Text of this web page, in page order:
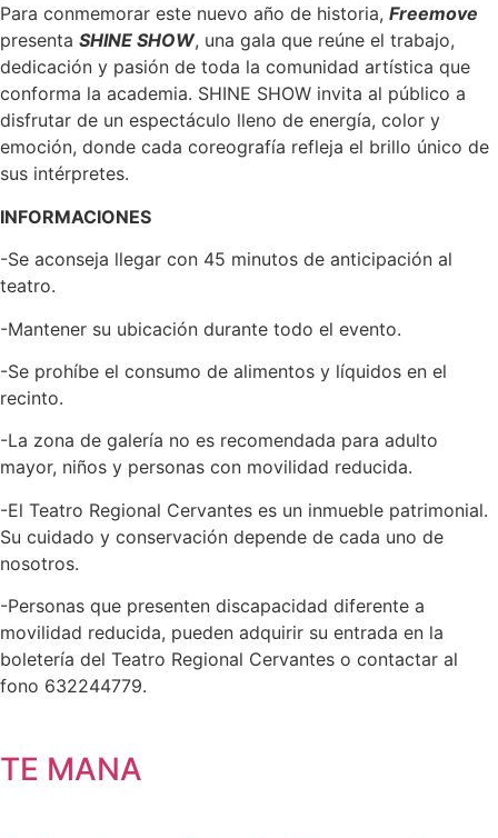
Para conmemorar este nuevo año de historia, Freemove
presenta SHINE SHOW, una gala que reúne el trabajo,
dedicación y pasión de toda la comunidad artística que
conforma la academia. SHINE SHOW invita al público a
disfrutar de un espectáculo lleno de energía, color y
emoción, donde cada coreografía refleja el brillo único de
sus intérpretes.
INFORMACIONES
-Se aconseja llegar con 45 minutos de anticipación al
teatro.
-Mantener su ubicación durante todo el evento.
-Se prohíbe el consumo de alimentos y líquidos en el
recinto.
-La zona de galería no es recomendada para adulto
mayor, niños y personas con movilidad reducida.
-El Teatro Regional Cervantes es un inmueble patrimonial.
Su cuidado y conservación depende de cada uno de
nosotros.
-Personas que presenten discapacidad diferente a
movilidad reducida, pueden adquirir su entrada en la
boletería del Teatro Regional Cervantes o contactar al
fono 632244779.
TE MANA